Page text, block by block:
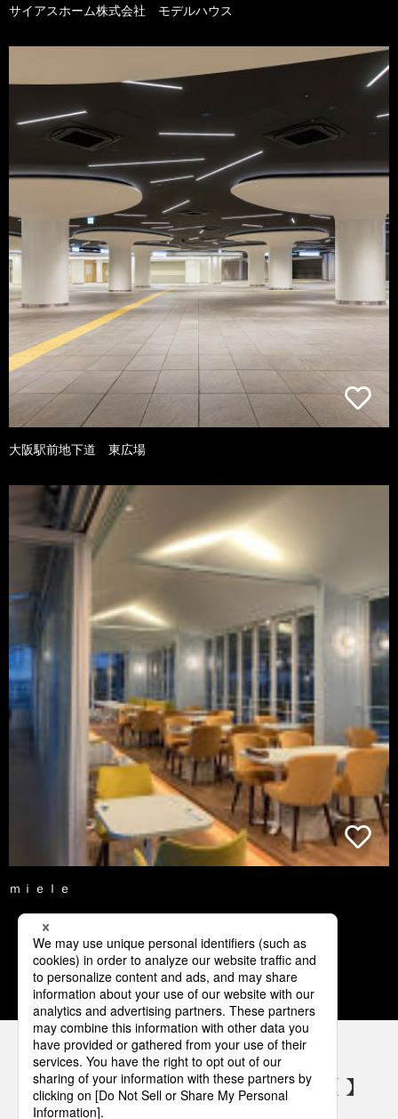
サイアスホーム株式会社 モデルハウス
大阪駅前地下道 東広場
ｍｉｅｌｅ
1 2 3 4 5
パナソニックの電気設備 SNSアカウント